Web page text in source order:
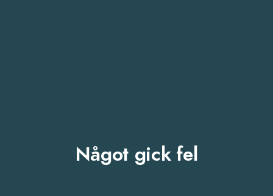
Något gick fel